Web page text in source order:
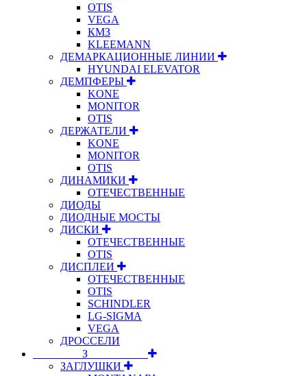
OTIS
VEGA
КМЗ
KLEEMANN
ДЕМАРКАЦИОННЫЕ ЛИНИИ
HYUNDAI ELEVATOR
ДЕМПФЕРЫ
KONE
MONITOR
OTIS
ДЕРЖАТЕЛИ
KONE
MONITOR
OTIS
ДИНАМИКИ
ОТЕЧЕСТВЕННЫЕ
ДИОДЫ
ДИОДНЫЕ МОСТЫ
ДИСКИ
ОТЕЧЕСТВЕННЫЕ
OTIS
ДИСПЛЕИ
ОТЕЧЕСТВЕННЫЕ
OTIS
SCHINDLER
LG-SIGMA
VEGA
ДРОССЕЛИ
⠀⠀⠀⠀⠀⠀З⠀⠀⠀⠀⠀⠀⠀
ЗАГЛУШКИ